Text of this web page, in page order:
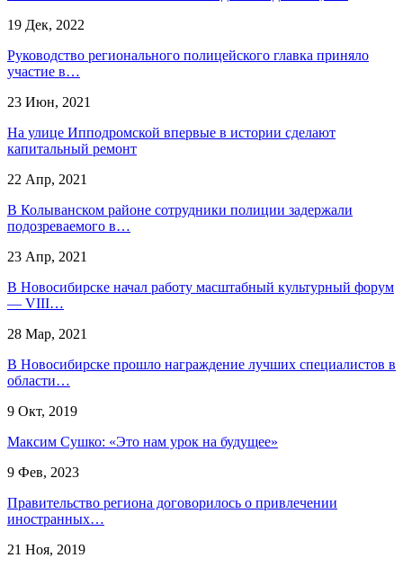
19 Дек, 2022
Руководство регионального полицейского главка приняло
участие в…
23 Июн, 2021
На улице Ипподромской впервые в истории сделают
капитальный ремонт
22 Апр, 2021
В Колыванском районе сотрудники полиции задержали
подозреваемого в…
23 Апр, 2021
В Новосибирске начал работу масштабный культурный форум
— VIII…
28 Мар, 2021
В Новосибирске прошло награждение лучших специалистов в
области…
9 Окт, 2019
Максим Сушко: «Это нам урок на будущее»
9 Фев, 2023
Правительство региона договорилось о привлечении
иностранных…
21 Ноя, 2019